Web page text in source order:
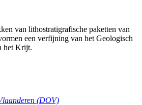
van lithostratigrafische paketten van
een verfijning van het Geologisch
het Krijt.
(DOV)